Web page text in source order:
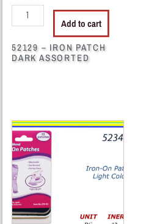
Add to cart
52129 – IRON PATCH
DARK ASSORTED
52340
-
IRON
PATCH
LIGHT
COLOR
quantity